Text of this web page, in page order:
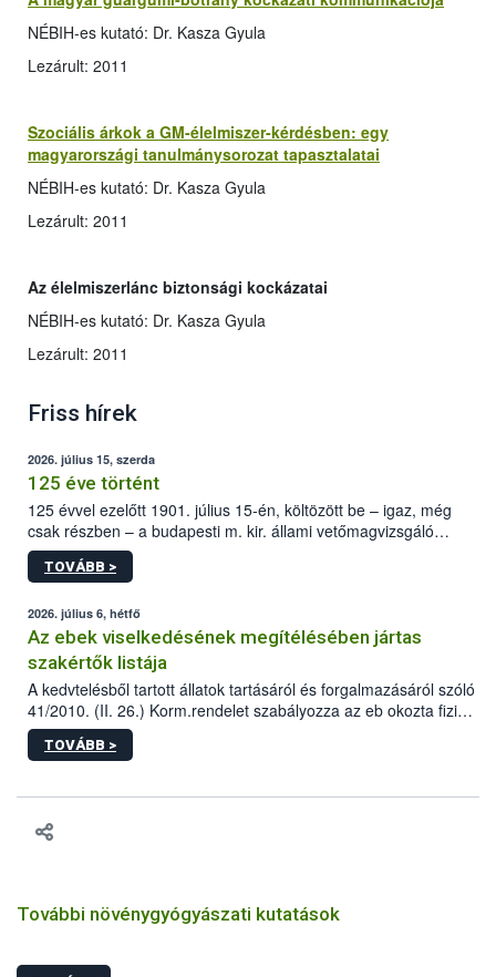
NÉBIH-es kutató: Dr. Kasza Gyula
Lezárult: 2011
Szociális árkok a GM-élelmiszer-kérdésben: egy
magyarországi tanulmánysorozat tapasztalatai
NÉBIH-es kutató: Dr. Kasza Gyula
Lezárult: 2011
Az élelmiszerlánc biztonsági kockázatai
NÉBIH-es kutató: Dr. Kasza Gyula
Lezárult: 2011
Friss hírek
2026. július 15, szerda
125 éve történt
125 évvel ezelőtt 1901. július 15-én, költözött be – igaz, még
csak részben – a budapesti m. kir. állami vetőmagvizsgáló
állomás a Kis Rókus utca 15. szám alatti, Czigler Győző által
tervezett új épületébe.
TOVÁBB >
2026. július 6, hétfő
Az ebek viselkedésének megítélésében jártas
szakértők listája
A kedvtelésből tartott állatok tartásáról és forgalmazásáról szóló
41/2010. (II. 26.) Korm.rendelet szabályozza az eb okozta fizikai
sérülés, illetve ennek veszélye keletkezésekor felmerülő
hatósági feladatokat, valamint a veszélyes eb tartását és annak
vonni az ebek viselkedésének megítélésében jártas szakértőt.
TOVÁBB >
További növénygyógyászati kutatások